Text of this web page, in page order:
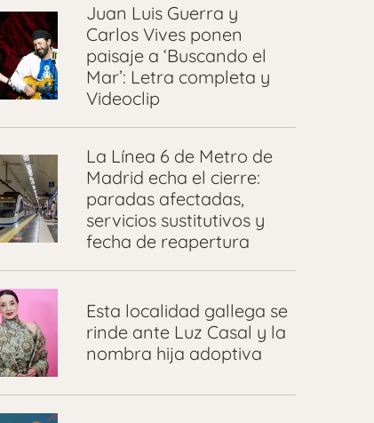
Juan Luis Guerra y
Carlos Vives ponen
paisaje a ‘Buscando el
Mar’: Letra completa y
Videoclip
La Línea 6 de Metro de
Madrid echa el cierre:
paradas afectadas,
servicios sustitutivos y
fecha de reapertura
Esta localidad gallega se
rinde ante Luz Casal y la
nombra hija adoptiva